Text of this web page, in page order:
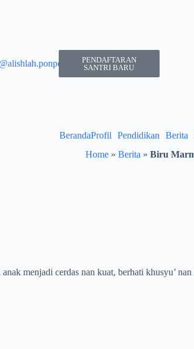
PENDAFTARAN
SANTRI BARU
BerandaProfil Pendidikan Berita
Home » Berita » Biru
menjadi cerdas nan kuat, berhati khusyu’